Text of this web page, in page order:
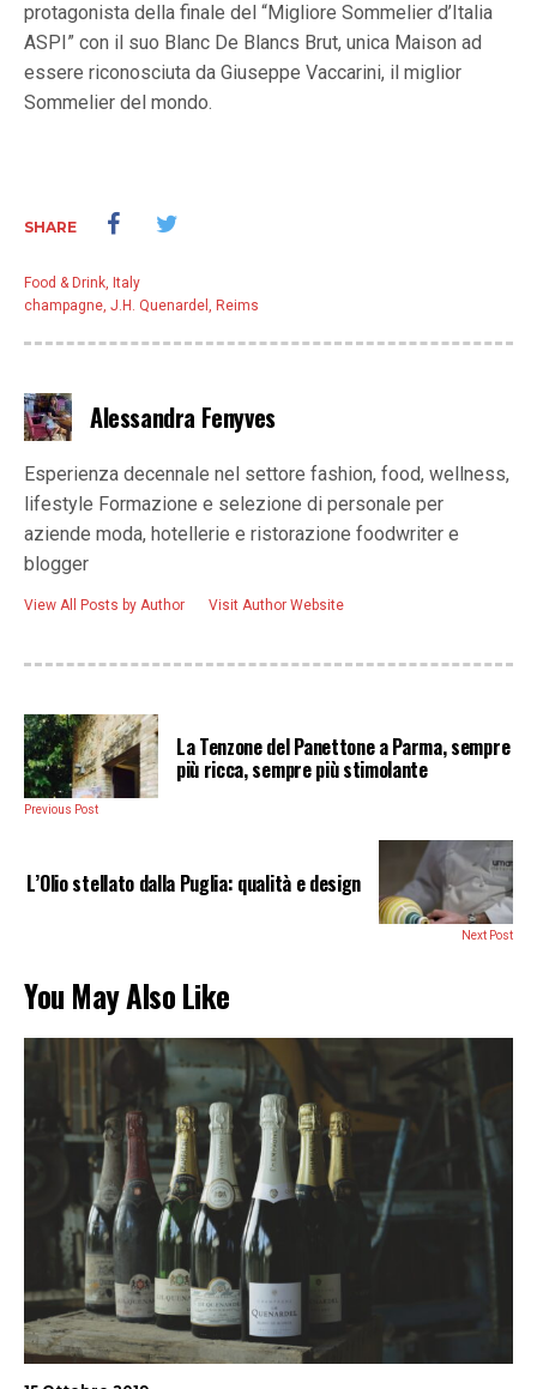
protagonista della finale del “Migliore Sommelier d’Italia
ASPI” con il suo Blanc De Blancs Brut, unica Maison ad
essere riconosciuta da Giuseppe Vaccarini, il miglior
Sommelier del mondo.
SHARE
Food & Drink, Italy
champagne, J.H. Quenardel , Reims
Alessandra Fenyves
Esperienza decennale nel settore fashion, food, wellness,
lifestyle Formazione e selezione di personale per
aziende moda, hotellerie e ristorazione foodwriter e
blogger
View All Posts by Author Visit Author Website
La Tenzone del Panettone a Parma, sempre
più ricca, sempre più stimolante
Previous Post
L’Olio stellato dalla Puglia: qualità e design
Next Post
You May Also Like